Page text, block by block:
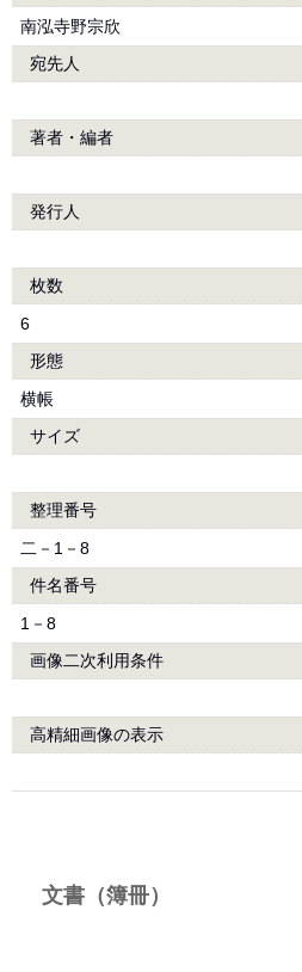
南泓寺野宗欣
宛先人
著者・編者
発行人
枚数
6
形態
横帳
サイズ
整理番号
二－1－8
件名番号
1－8
画像二次利用条件
高精細画像の表示
文書（簿冊）